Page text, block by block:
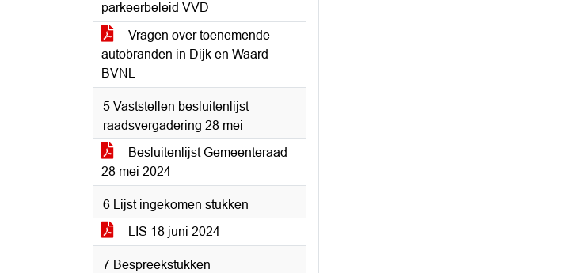
parkeerbeleid VVD
Vragen over toenemende
autobranden in Dijk en Waard
BVNL
5 Vaststellen besluitenlijst
raadsvergadering 28 mei
Besluitenlijst Gemeenteraad
28 mei 2024
6 Lijst ingekomen stukken
LIS 18 juni 2024
7 Bespreekstukken